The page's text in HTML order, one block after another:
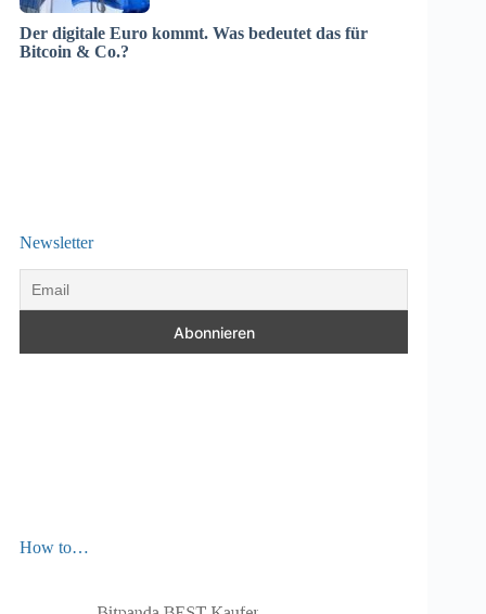
Der digitale Euro kommt. Was bedeutet das für
Bitcoin & Co.?
Newsletter
How to…